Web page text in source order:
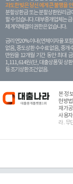
과도한 빚은 당신 에게 큰 불행을
분할상환금 또는 분할상환원리금
할 수 있습니다. 대부중개업체는
제 계약체결의 권한은 없습니다.
금리 연20% 이내 (연체이자율 포
없음, 중도상환 수수료 없음, 중개
만원을 12개월 기간 동안 최대
1,111,614원 (단, 대출상품 및 상
등 조기상환조건 없음.
본 정
현방
재가
사용
라. 무